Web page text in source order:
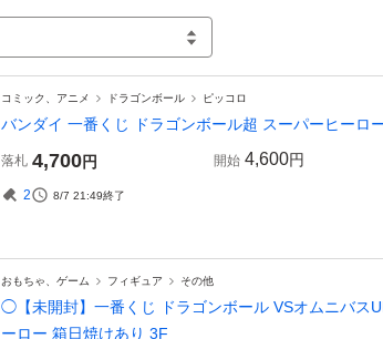
コミック、アニメ ドラゴンボール ピッコロ
バンダイ 一番くじ ドラゴンボール超 スーパーヒー
落札 4,700円 開始 4,600円
2 8/7 21:49終了
おもちゃ、ゲーム フィギュア その他
◯【未開封】一番くじ ドラゴンボール VSオムニバス
ーロー 箱日焼けあり 3F